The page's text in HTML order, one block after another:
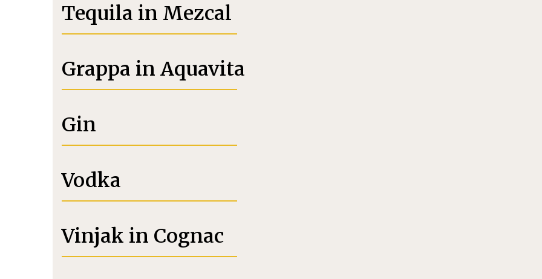
Tequila in Mezcal
Grappa in Aquavita
Gin
Vodka
Vinjak in Cognac